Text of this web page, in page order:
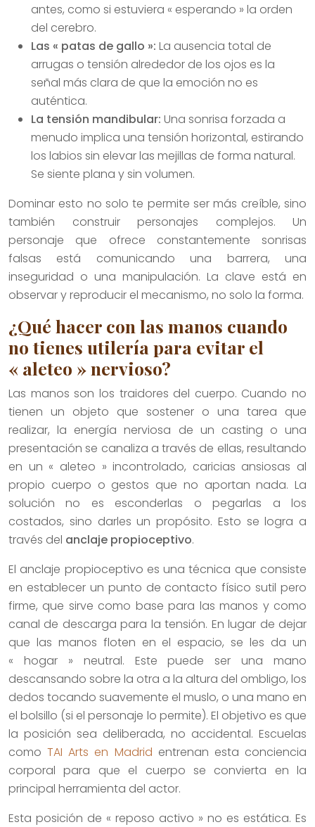
antes, como si estuviera « esperando » la orden
del cerebro.
Las « patas de gallo »: La ausencia total de
arrugas o tensión alrededor de los ojos es la
señal más clara de que la emoción no es
auténtica.
La tensión mandibular: Una sonrisa forzada a
menudo implica una tensión horizontal, estirando
los labios sin elevar las mejillas de forma natural.
Se siente plana y sin volumen.
Dominar esto no solo te permite ser más creíble, sino
también construir personajes complejos. Un
personaje que ofrece constantemente sonrisas
falsas está comunicando una barrera, una
inseguridad o una manipulación. La clave está en
observar y reproducir el mecanismo, no solo la forma.
¿Qué hacer con las manos cuando
no tienes utilería para evitar el
« aleteo » nervioso?
Las manos son los traidores del cuerpo. Cuando no
tienen un objeto que sostener o una tarea que
realizar, la energía nerviosa de un casting o una
presentación se canaliza a través de ellas, resultando
en un « aleteo » incontrolado, caricias ansiosas al
propio cuerpo o gestos que no aportan nada. La
solución no es esconderlas o pegarlas a los
costados, sino darles un propósito. Esto se logra a
través del anclaje propioceptivo.
El anclaje propioceptivo es una técnica que consiste
en establecer un punto de contacto físico sutil pero
firme, que sirve como base para las manos y como
canal de descarga para la tensión. En lugar de dejar
que las manos floten en el espacio, se les da un
« hogar » neutral. Este puede ser una mano
descansando sobre la otra a la altura del ombligo, los
dedos tocando suavemente el muslo, o una mano en
el bolsillo (si el personaje lo permite). El objetivo es que
la posición sea deliberada, no accidental. Escuelas
comoTAI Arts en Madrid entrenan esta conciencia
corporal para que el cuerpo se convierta en la
principal herramienta del actor.
Esta posición de « reposo activo » no es estática. Es